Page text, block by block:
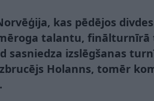
kas pēdējos
talantu, finālturnīrā
sasniedza izslēgšanas
Holanns, tomēr